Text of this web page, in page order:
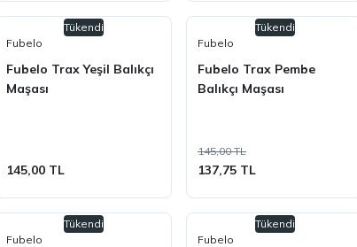
Tükendi
Fubelo
Fubelo Trax Yeşil Balıkçı
Maşası
145,00 TL
Tükendi
Fubelo
Fubelo Trax Pembe
Balıkçı Maşası
145,00 TL
137,75 TL
Tükendi
Fubelo
Tükendi
Fubelo